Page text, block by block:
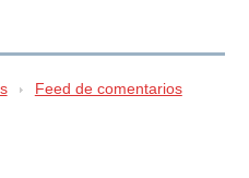
Feed de comentarios